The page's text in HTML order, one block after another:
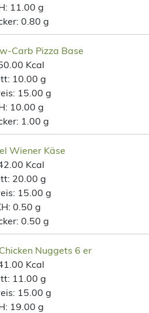
11.00 g
0.80 g
Carb Pizza Base
Kcal
10.00 g
15.00 g
10.00 g
1.00 g
Wiener Käse
Kcal
20.00 g
15.00 g
0.50 g
0.50 g
Nuggets 6 er
Kcal
11.00 g
15.00 g
19.00 g